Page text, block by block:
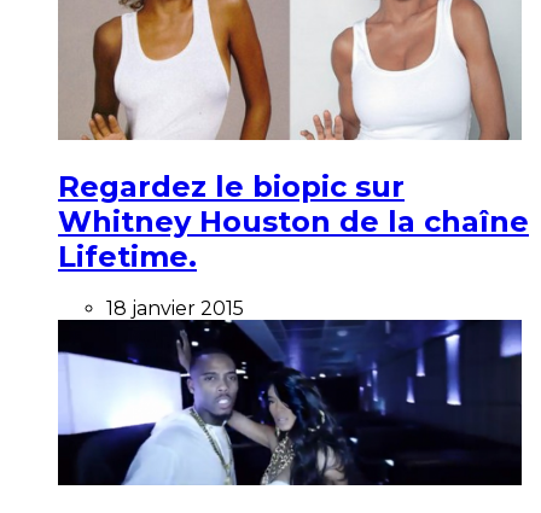
Regardez le biopic sur
Whitney Houston de la chaîne
Lifetime.
18 janvier 2015